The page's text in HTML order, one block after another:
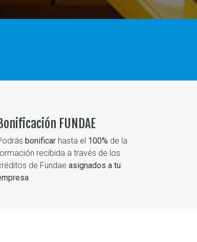
Bonificación FUNDAE
bonificar hasta el 100% de la
recibida a través de los
de Fundae asignados a tu